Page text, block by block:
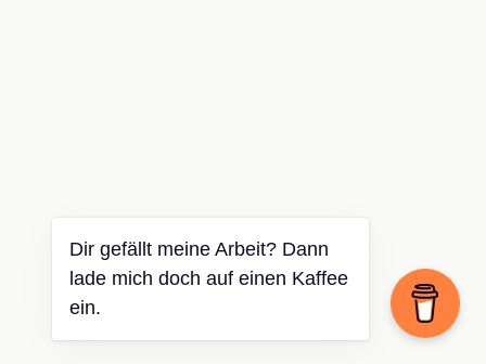
Dir gefällt meine Arbeit? Dann
lade mich doch auf einen Kaffee
ein.